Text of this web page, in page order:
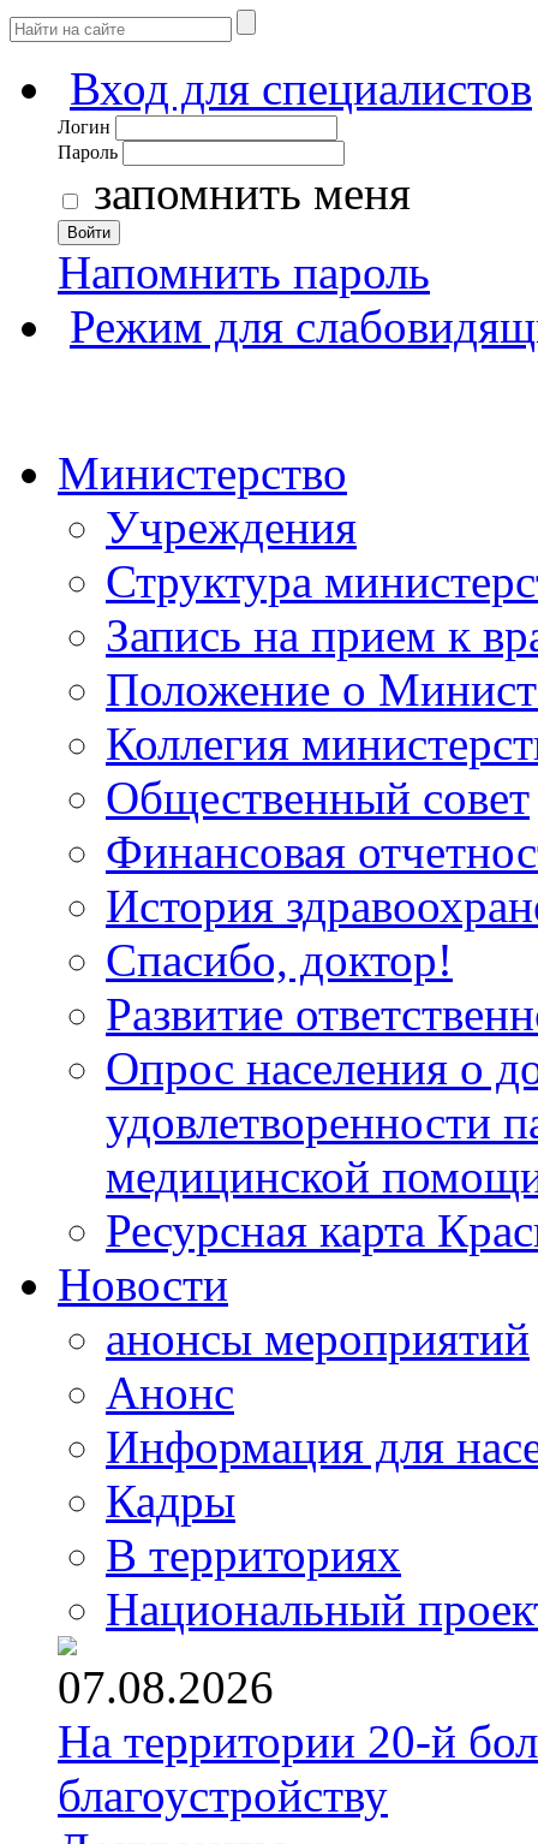
Вход для специалистов
Логин
Пароль
запомнить меня
Войти
Напомнить пароль
Режим для
Министерство
Учреждения
Структура
Запись на прием к
Положение о
Коллегия
Общественный совет
Финансовая
История
Спасибо, доктор!
Развитие
Опрос населения о
удовлетворенности
медицинской
Ресурсная карта
Новости
анонсы мероприятий
Анонс
Информация для
Кадры
В территориях
Национальный
07.08.2026
На территории 20-й
благоустройству